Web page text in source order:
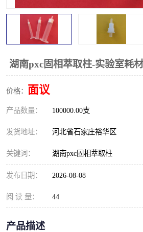
湖南pxc固相萃取柱-实验室耗材
价格： 面议
产品数量： 100000.00支
发货地址： 河北省石家庄裕华区
关键词： 湖南pxc固相萃取柱
发布日期： 2026-08-08
阅 读 量： 44
产品描述